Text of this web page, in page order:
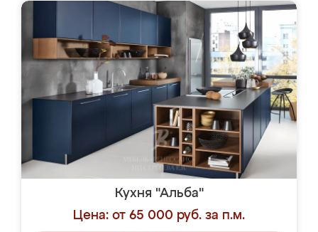
Кухня "Альба"
Цена: от 65 000 руб. за п.м.